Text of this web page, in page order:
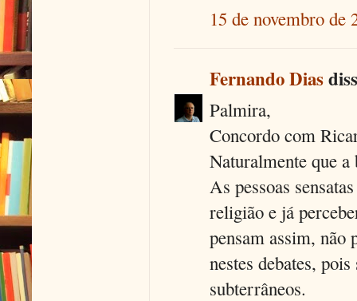
15 de novembro de
Fernando Dias
Palmira,
Concordo com
Naturalmente que
As pessoas
religião e já
pensam assim, não
nestes debates,
subterrâneos.